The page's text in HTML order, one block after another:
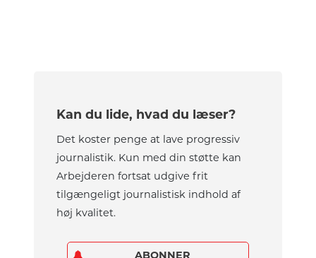
Kan du lide, hvad du læser?
Det koster penge at lave progressiv
journalistik. Kun med din støtte kan
Arbejderen fortsat udgive frit
tilgængeligt journalistisk indhold af
høj kvalitet.
ABONNER